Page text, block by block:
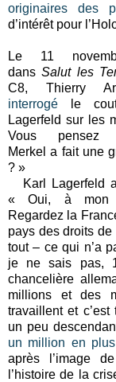
originaires des
d’intérêt pour
Le 11
dansSalut les
C8, Thierry
interrogé le
Lagerfeld sur les
Vous pensez
Merkel a fait une
? »
Karl Lagerfeld
« Oui, à mon
Regardez la
pays des droits de
tout – ce qui n’a
je ne sais pas,
chancelière
millions et des
travaillent et
un peu
un million en plus
après l’image
l’histoire de la